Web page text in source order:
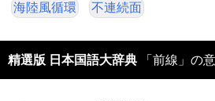
海陸風循環 不連続面
精選版 日本国語大辞典 「前線」の